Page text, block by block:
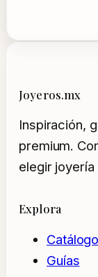
Joyeros.mx
Inspiración,
premium.
elegir
Explora
Catálogo
Guías